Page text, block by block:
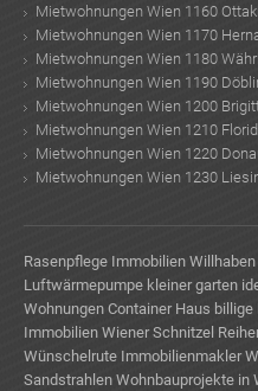
Mietwohnungen Wien 1160
Mietwohnungen Wien 1170
Mietwohnungen Wien 1180
Mietwohnungen Wien 1190
Mietwohnungen Wien 1200
Mietwohnungen Wien 1210
Mietwohnungen Wien 1220
Mietwohnungen Wien 1230
Rasenpflege Immobilien Willhaben
Luftwärmepumpe kleiner garten
Wohnungen Container Haus billige
Immobilien Wiener Schnitzel
Wünschelrute Immobilienmakler
Sandstrahlen Wohnbauprojekte in